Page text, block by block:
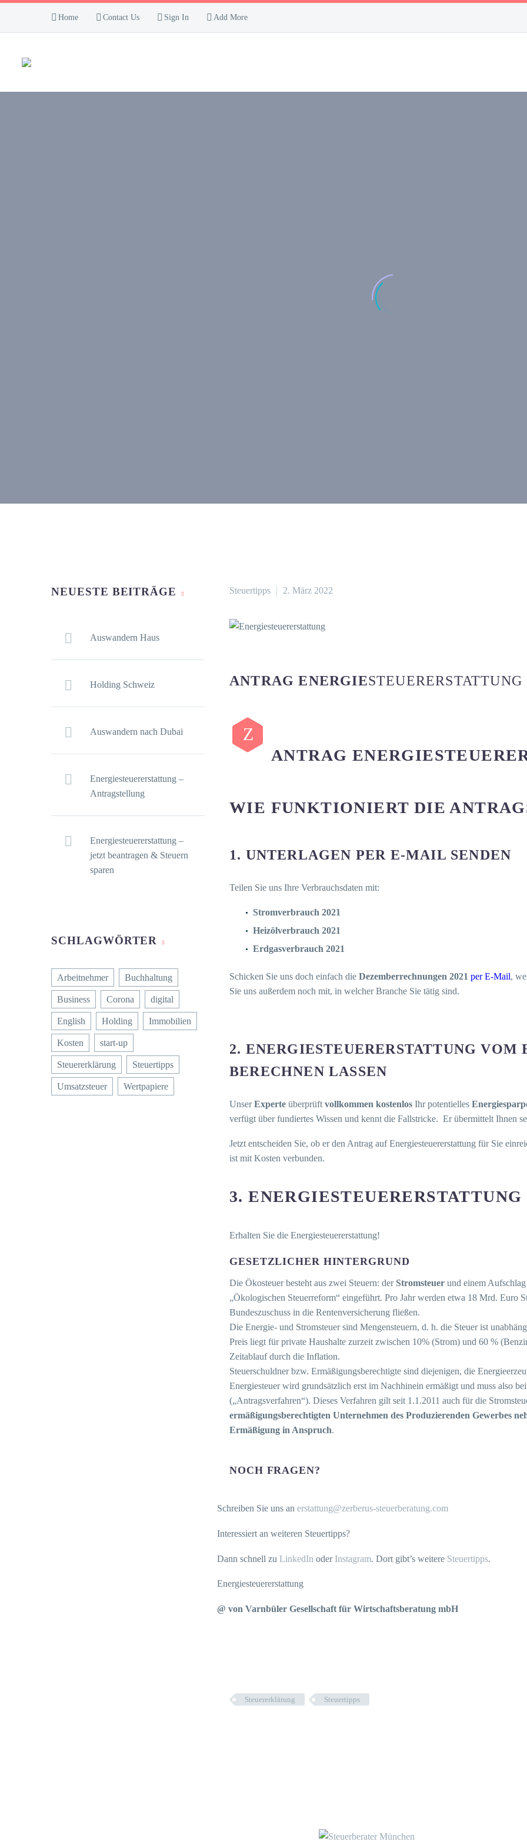
Home Contact Us Sign In Add More
Steuertipps 2. März 2022
ANTRAG ENERGIESTEUERERSTATTUNG
Z
ANTRAG
WIE FUNKTIONIERT DIE
1. UNTERLAGEN PER E-MAIL SENDEN
Teilen Sie uns Ihre Verbrauchsdaten mit:
Stromverbrauch 2021
Heizölverbrauch 2021
Erdgasverbrauch 2021
Schicken Sie uns doch einfach die Dezemberrechnungen 2021 per E-Mail,
Sie uns außerdem noch mit, in welcher Branche Sie tätig sind.
2. ENERGIESTEUERERSTATTUNG VOM
BERECHNEN LASSEN
UnserExperte überprüft vollkommen kostenlos Ihr potentielles
verfügt über fundiertes Wissen und kennt die Fallstricke. Er übermittelt Ihnen
Jetzt entscheiden Sie, ob er den Antrag auf Energiesteuererstattung für Sie
ist mit Kosten verbunden.
3.
Erhalten Sie die Energiesteuererstattung!
GESETZLICHER HINTERGRUND
Die Ökosteuer besteht aus zwei Steuern: der Stromsteuer und einem
„Ökologischen Steuerreform“ eingeführt. Pro Jahr werden etwa 18 Mrd. Euro
Bundeszuschuss in die Rentenversicherung fließen.
Die Energie- und Stromsteuer sind Mengensteuern, d. h. die Steuer ist
Preis liegt für private Haushalte zurzeit zwischen 10% (Strom) und 60 %
Zeitablauf durch die Inflation.
Steuerschuldner bzw. Ermäßigungsberechtigte sind diejenigen, die
Energiesteuer wird grundsätzlich erst im Nachhinein ermäßigt und muss also
(„Antragsverfahren“). Dieses Verfahren gilt seit 1.1.2011 auch für die
ermäßigungsberechtigten Unternehmen des Produzierenden Gewerbes
Ermäßigung in Anspruch.
NOCH FRAGEN?
Schreiben Sie uns an erstattung@zerberus-steuerberatung.com
Interessiert an weiteren Steuertipps?
Dann schnell zu LinkedIn oder Instagram. Dort gibt’s weitere Steuertipps.
Energiesteuererstattung
@ von Varnbüler Gesellschaft für Wirtschaftsberatung mbH
Steuererklärung Steuertipps
NEUESTE BEITRÄGE
Auswandern Haus
Holding Schweiz
Auswandern nach Dubai
Energiesteuererstattung –
Antragstellung
Energiesteuererstattung –
jetzt beantragen & Steuern
sparen
SCHLAGWÖRTER
Arbeitnehmer Buchhaltung
Business Corona digital
English Holding Immobilien
Kosten start-up
Steuererklärung Steuertipps
Umsatzsteuer Wertpapiere